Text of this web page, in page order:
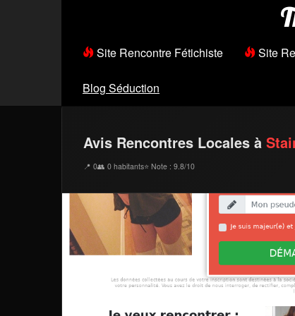
Site Rencontre Fétichiste Site
Blog Séduction
Avis Rencontres Locales à
📍 0👥 0 habitants⭐ Note : 9.8/10